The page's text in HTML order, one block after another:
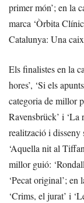
primer món’; en la
marca ‘Òrbita
Catalunya: Una
Els finalistes en la
hores’, ‘Si els
categoria de millor
Ravensbrück’ i ‘La
realització i disseny
‘Aquella nit al
millor guió:
‘Pecat original’;
‘Crims, el jurat’ i